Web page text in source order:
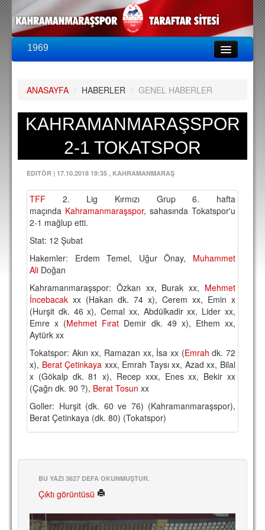
1969
PUAN DURUMU
FİKSTÜR
A TAKIM KADROSU
TEKNİK KADRO
TRANSFERLER
TARAFTAR
BİLETLER
DEPLASMAN
LİSANSLI ÜRÜNLER
MULTİMEDYA
FOTOĞRAF & VİDEOLAR
MARŞ & TEZAHÜRATLAR
KULÜP
AMBLEM
PERSONEL
SPONSORLAR
TARİHÇE
ANASAYFA / HABERLER / GENEL HABERLER
KAHRAMANMARAŞSPOR
2-1 TOKATSPOR
EDITÖR | 17.10.2018 19:35 , KAHRAMANMARAŞ
TFF 2. Lig Kırmızı Grup 6. hafta
maçında Kahramanmaraşspor, sahasında Tokatspor'u
2-1 mağlup etti.
Stat: 12 Şubat
Hakemler: Erdem Temel, Uğur Önay, Muhammet
Ali Doğan
Kahramanmaraşspor: Özkan xx, Burak xx, Mehmet
İncebacak xx (Hakan dk. 74 x), Cerem xx, Emin x
(Hurşit dk. 46 x), Cemal xx, Abdülkadir xx, Lider xx,
Emre x (Mehmet Fırat Demir dk. 49 x), Ethem xx,
Aytürk xx
Tokatspor: Akın xx, Ramazan xx, İsa xx (Emrah dk. 72
x), Berat Çetinkaya xxx, Emrah Taysı xx, Azad xx, Bilal
x (Gökalp dk. 81 x), Recep xxx, Enes xx, Bekir xx
(Çağrı dk. 90 ?), Berat Tosun xx
Goller: Hurşit (dk. 60 ve 76) (Kahramanmaraşspor),
Berat Çetinkaya (dk. 80) (Tokatspor)
BU YAZI 3627 DEFA OKUNMUŞTUR.
Çıktı görüntüsü